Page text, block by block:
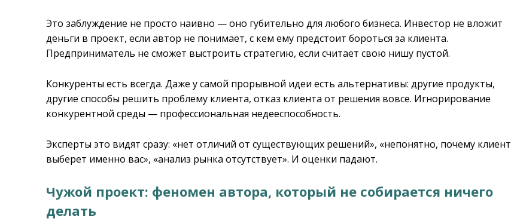
Это заблуждение не просто наивно — оно губительно для любого бизнеса. Инвестор не вложит
деньги в проект, если автор не понимает, с кем ему предстоит бороться за клиента.
Предприниматель не сможет выстроить стратегию, если считает свою нишу пустой.
Конкуренты есть всегда. Даже у самой прорывной идеи есть альтернативы: другие продукты,
другие способы решить проблему клиента, отказ клиента от решения вовсе. Игнорирование
конкурентной среды — профессиональная недееспособность.
Эксперты это видят сразу: «нет отличий от существующих решений», «непонятно, почему клиент
выберет именно вас», «анализ рынка отсутствует». И оценки падают.
Чужой проект: феномен автора, который не собирается ничего
делать